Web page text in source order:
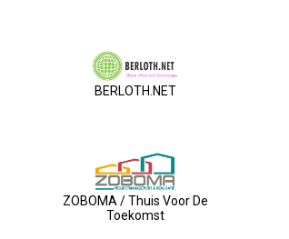
BERLOTH.NET
ZOBOMA / Thuis Voor De
Toekomst